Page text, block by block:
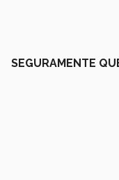
SEGURAMENTE